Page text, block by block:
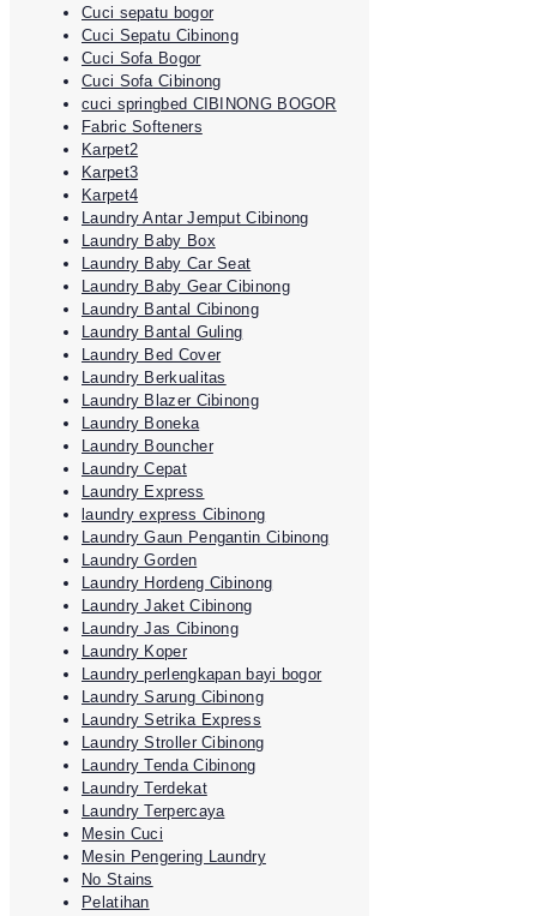
Cuci sepatu bogor
Cuci Sepatu Cibinong
Cuci Sofa Bogor
Cuci Sofa Cibinong
cuci springbed CIBINONG BOGOR
Fabric Softeners
Karpet2
Karpet3
Karpet4
Laundry Antar Jemput Cibinong
Laundry Baby Box
Laundry Baby Car Seat
Laundry Baby Gear Cibinong
Laundry Bantal Cibinong
Laundry Bantal Guling
Laundry Bed Cover
Laundry Berkualitas
Laundry Blazer Cibinong
Laundry Boneka
Laundry Bouncher
Laundry Cepat
Laundry Express
laundry express Cibinong
Laundry Gaun Pengantin Cibinong
Laundry Gorden
Laundry Hordeng Cibinong
Laundry Jaket Cibinong
Laundry Jas Cibinong
Laundry Koper
Laundry perlengkapan bayi bogor
Laundry Sarung Cibinong
Laundry Setrika Express
Laundry Stroller Cibinong
Laundry Tenda Cibinong
Laundry Terdekat
Laundry Terpercaya
Mesin Cuci
Mesin Pengering Laundry
No Stains
Pelatihan